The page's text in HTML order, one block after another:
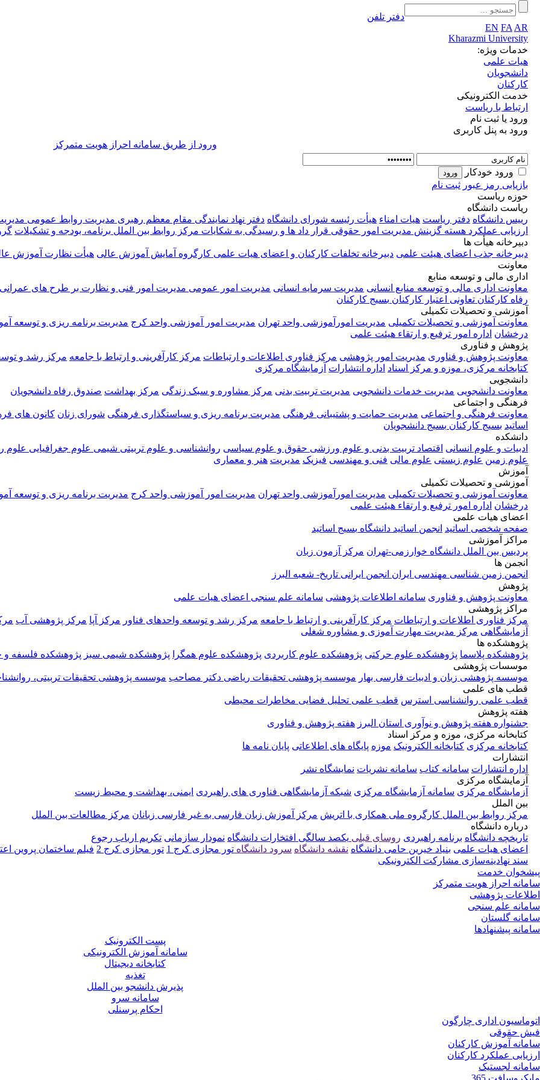
دفتر تلفن
EN FA AR
Kharazmi University
خدمات ویژه:
هیات علمی
دانشجویان
کارکنان
خدمت الکترونیکی
ارتباط با ریاست
ورود یا ثبت نام
ورود به پنل کاربری
ورود از طريق سامانه احراز هويت متمركز
ورود خودکار
بازیابی رمز عبور ثبت نام
حوزه ریاست
ریاست دانشگاه
رییس دانشگاه دفتر ریاست هیات امناء هیأت رئیسه شورای دانشگاه دفتر نهاد نمایندگی مقام معظم رهبری مدیریت روابط عمومی
ارزیابی عملکرد هسته گزینش مدیریت امور حقوقی قرار داد ها و رسیدگی به شکایات مرکز روابط بین الملل برنامه، بودجه و تشکیلات
دبیرخانه هیأت ها
دبیرخانه جذب اعضای هیئت علمی دبیرخانه تخلفات کارکنان و اعضای هیات علمی کارگروه آمایش آموزش عالی هیأت نظارت آموزش
معاونت
اداری مالی و توسعه منابع
معاونت اداری مالی و توسعه منابع انسانی مدیریت سرمایه انسانی مدیریت امور عمومی مدیریت امور فنی و نظارت بر طرح های
رفاه کارکنان تعاونی اعتبار کارکنان بسیج کارکنان
آموزشی و تحصیلات تکمیلی
معاونت آموزشی و تحصیلات تکمیلی مدیریت امورآموزشی واحد تهران مدیریت امور آموزشی واحد کرج مدیریت برنامه ریزی و توسعه
درخشان اداره امور ترفیع و ارتقاء هیئت علمی
پژوهش و فناوری
معاونت پژوهش و فناوری مدیریت امور پژوهشی مرکز فناوری اطلاعات و ارتباطات مرکز کارآفرینی و ارتباط با جامعه مرکز رشد و
کتابخانه مرکزی، موزه و مرکز اسناد اداره انتشارات آزمایشگاه مرکزی
دانشجویی
معاونت دانشجویی مدیریت خدمات دانشجویی مدیریت تربیت بدنی مرکز مشاوره و سبک زندگی مرکز بهداشت صندوق رفاه دانشجویان
فرهنگی و اجتماعی
معاونت فرهنگی و اجتماعی مدیریت حمایت و پشتیبانی فرهنگی مدیریت برنامه ریزی و سیاستگذاری فرهنگی شورای زنان کانون های
اساتید بسیج کارکنان بسیج دانشجویان
دانشکده
ادبیات و علوم انسانی اقتصاد تربیت بدنی و علوم ورزشی حقوق و علوم سیاسی روانشناسی و علوم تربیتی شیمی علوم جغرافیایی علوم
علوم زمین علوم زیستی علوم مالی فنی و مهندسی فیزیک مدیریت هنر و معماری
آموزش
آموزشی و تحصیلات تکمیلی
معاونت آموزشی و تحصیلات تکمیلی مدیریت امورآموزشی واحد تهران مدیریت امور آموزشی واحد کرج مدیریت برنامه ریزی و توسعه
درخشان اداره امور ترفیع و ارتقاء هیئت علمی
اعضای هیات علمی
صفحه شخصی اساتید انجمن اساتید دانشگاه بسیج اساتید
مراکز آموزشی
پردیس بین الملل دانشگاه خوارزمی-تهران مرکز آزمون زبان
انجمن ها
انجمن زمین شناسی مهندسی ایران انجمن ایرانی تاریخ- شعبه البرز
پژوهش
معاونت پژوهش و فناوری سامانه اطلاعات پژوهشی سامانه علم سنجی اعضای هیات علمی
مراکز پژوهشی
مرکز فناوری اطلاعات و ارتباطات مرکز کارآفرینی و ارتباط با جامعه مرکز رشد و توسعه واحدهای فناور مرکز آپا مرکز پژوهشی آب
آزمایشگاهی مرکز مدیریت مهارت آموزی و مشاوره شغلی
پژوهشکده ها
پژوهشکده پلاسما پژوهشکده علوم حرکتی پژوهشکده علوم کاربردی پژوهشکده علوم همگرا پژوهشکده شیمی سبز پژوهشکده فلسفه و
موسسات پژوهشی
موسسه پژوهشی زبان و ادبیات فارسی بهار موسسه پژوهشی تحقیقات ریاضی دکتر مصاحب موسسه پژوهشی تحقیقات تربیتی،
قطب های علمی
قطب علمی روانشناسی استرس قطب علمی تحلیل فضایی مخاطرات محیطی
هفته پژوهش
جشنواره هفته پژوهش و نوآوری استان البرز هفته پژوهش و فناوری
کتابخانه مرکزی، موزه و مرکز اسناد
کتابخانه مرکزی کتابخانه الکترونیک موزه پایگاه های اطلاعاتی پایان نامه ها
انتشارات
اداره انتشارات سامانه کتاب سامانه نشریات نمایشگاه نشر
آزمایشگاه مرکزی
آزمایشگاه مرکزی سامانه آزمایشگاه مرکزی شبکه آزمایشگاهی فناوری های راهبردی ایمنی، بهداشت و محیط زیست
بین الملل
مرکز روابط بین الملل کارگروه ملی همکاری با اتریش مرکز آموزش زبان فارسی به غیر فارسی زبانان مرکز مطالعات بین الملل
درباره دانشگاه
تاریخچه دانشگاه برنامه راهبردی روسای قبلی یکصد سالگی افتخارات دانشگاه نمودار سازمانی تکریم ارباب رجوع
اعضای هیات علمی بنیاد خیرین حامی دانشگاه نقشه دانشگاه سرود دانشگاه تور مجازی کرج 1 تور مجازی کرج 2
فیلم ساختمان پروین
سند نهادینه‌سازی مشارکت الکترونیکی
پیشخوان خدمت
سامانه احراز هویت متمرکز
اطلاعات پژوهشی
سامانه علم سنجی
سامانه گلستان
سامانه پیشنهادها
پست الکترونیک
سامانه آموزش الکترونیکی
کتابخانه دیجیتال
تغذیه
پذیرش دانشجو بین الملل
سامانه سرو
احکام پرسنلی
اتوماسیون اداری چارگون
فیش حقوقی
سامانه آموزش کارکنان
ارزیابی عملکرد کارکنان
سامانه لجستیک
مایکروسافت 365